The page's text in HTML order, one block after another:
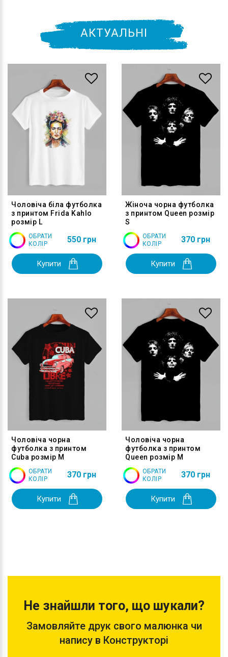
АКТУАЛЬНІ
Чоловіча біла футболка
з принтом Frida Kahlo
розмір L
ОБРАТИ
КОЛІР
550 грн
Купити
Жіноча чорна футболка
з принтом Queen розмір
S
ОБРАТИ
КОЛІР
370 грн
Купити
Чоловіча чорна
футболка з принтом
Cuba розмір M
ОБРАТИ
КОЛІР
370 грн
Купити
Чоловіча чорна
футболка з принтом
Queen розмір M
ОБРАТИ
КОЛІР
370 грн
Купити
Не знайшли того, що шукали?
Замовляйте друк свого малюнка чи
напису в Конструкторі